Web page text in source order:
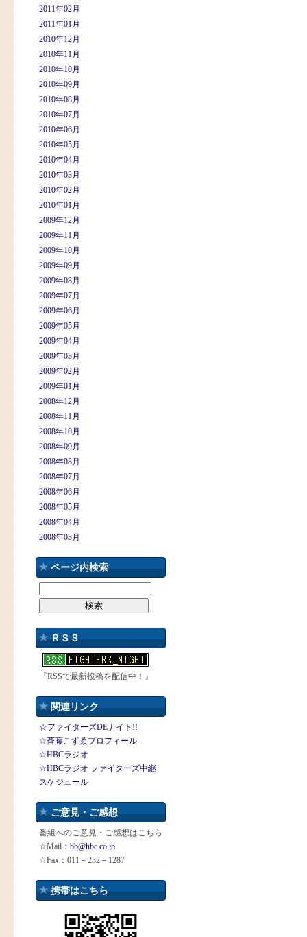
2011年02月
2011年01月
2010年12月
2010年11月
2010年10月
2010年09月
2010年08月
2010年07月
2010年06月
2010年05月
2010年04月
2010年03月
2010年02月
2010年01月
2009年12月
2009年11月
2009年10月
2009年09月
2009年08月
2009年07月
2009年06月
2009年05月
2009年04月
2009年03月
2009年02月
2009年01月
2008年12月
2008年11月
2008年10月
2008年09月
2008年08月
2008年07月
2008年06月
2008年05月
2008年04月
2008年03月
ページ内検索
ＲＳＳ
『RSSで最新投稿を配信中！』
関連リンク
☆ファイターズDEナイト!!
☆斉藤こずゑプロフィール
☆HBCラジオ
☆HBCラジオ ファイターズ中継
スケジュール
ご意見・ご感想
番組へのご意見・ご感想はこちら
☆Mail： bb@hbc.co.jp
☆Fax：011－232－1287
携帯はこちら